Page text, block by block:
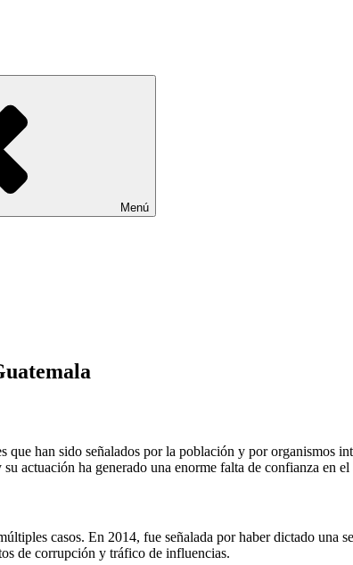
Menú
han sido señalados por la población y por organismos
actuación ha generado una enorme falta de confianza en
casos. En 2014, fue señalada por haber dictado una
de corrupción y tráfico de influencias.